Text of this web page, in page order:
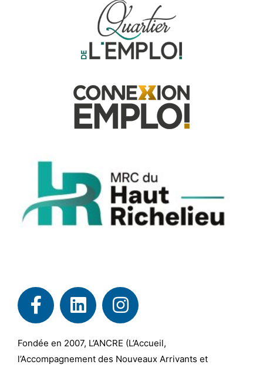
Fondée en 2007, L’ANCRE (L’Accueil,
l’Accompagnement des Nouveaux Arrivants et